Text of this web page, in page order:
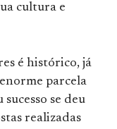
cultura e
é histórico, já
parcela
se deu
realizadas